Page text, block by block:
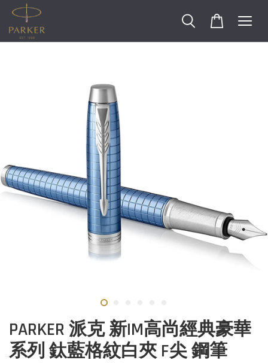
PARKER 派克 新IM高尚經典豪華
系列 鈦藍格紋白夾 F尖 鋼筆